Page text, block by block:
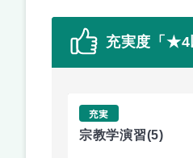
充実度「★4
充実
宗教学演習(5)